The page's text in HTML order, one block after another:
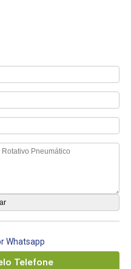
Whatsapp
Telefone